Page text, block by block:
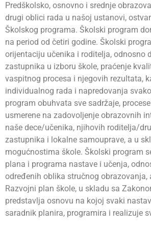
Predškolsko, osnovno i srednje
drugi oblici rada u našoj ustanovi,
Školskog programa. Školski program
na period od četiri godine. Školski
orijentaciju učenika i roditelja, odnosno
zastupnika u izboru škole, praćenje
vaspitnog procesa i njegovih rezultata,
individualnog rada i napredovanja
program obuhvata sve sadržaje,
usmerene na zadovoljenje obrazovnih
naše dece/učenika, njihovih roditelja/
zastupnika i lokalne samouprave, a u
mogućnostima škole. Školski program
plana i programa nastave i učenja,
određenih oblika stručnog
Razvojni plan škole, u skladu sa
predstavlja osnovu na kojoj svaki
saradnik planira, programira i realizuje